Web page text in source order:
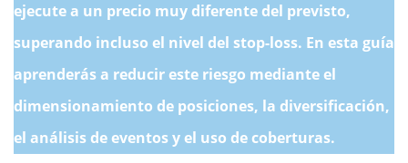
ejecute a un precio muy diferente del previsto,
superando incluso el nivel del stop-loss. En esta guía
aprenderás a reducir este riesgo mediante el
dimensionamiento de posiciones, la diversificación,
el análisis de eventos y el uso de coberturas.